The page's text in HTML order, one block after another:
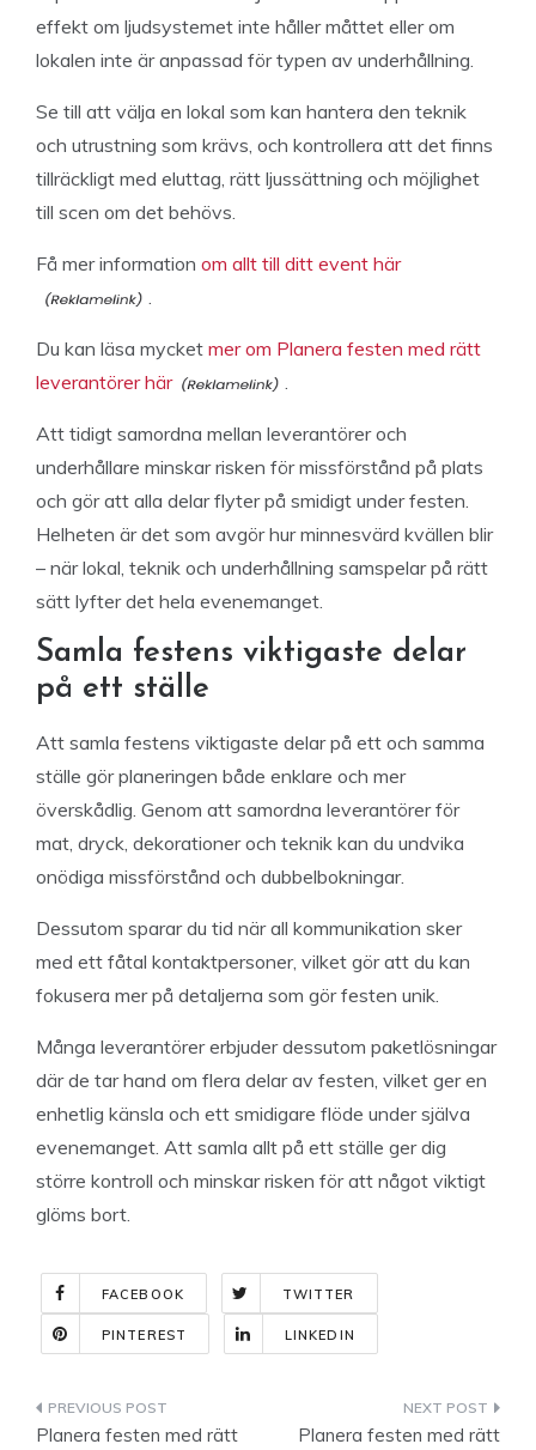
effekt om ljudsystemet inte håller måttet eller om
lokalen inte är anpassad för typen av underhållning.
Se till att välja en lokal som kan hantera den teknik
och utrustning som krävs, och kontrollera att det finns
tillräckligt med eluttag, rätt ljussättning och möjlighet
till scen om det behövs.
Få mer information om allt till ditt event här
.
Du kan läsa mycket mer om Planera festen med rätt
leverantörer här
.
Att tidigt samordna mellan leverantörer och
underhållare minskar risken för missförstånd på plats
och gör att alla delar flyter på smidigt under festen.
Helheten är det som avgör hur minnesvärd kvällen blir
– när lokal, teknik och underhållning samspelar på rätt
sätt lyfter det hela evenemanget.
Samla festens viktigaste delar
på ett ställe
Att samla festens viktigaste delar på ett och samma
ställe gör planeringen både enklare och mer
överskådlig. Genom att samordna leverantörer för
mat, dryck, dekorationer och teknik kan du undvika
onödiga missförstånd och dubbelbokningar.
Dessutom sparar du tid när all kommunikation sker
med ett fåtal kontaktpersoner, vilket gör att du kan
fokusera mer på detaljerna som gör festen unik.
Många leverantörer erbjuder dessutom paketlösningar
där de tar hand om flera delar av festen, vilket ger en
enhetlig känsla och ett smidigare flöde under själva
evenemanget. Att samla allt på ett ställe ger dig
större kontroll och minskar risken för att något viktigt
glöms bort.
FACEBOOK TWITTER
PINTEREST LINKEDIN
Indlægsnavigation
Planera festen med rätt
Planera festen med rätt